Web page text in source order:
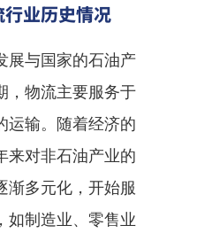
业历史情况
展与国家的石油产
，物流主要服务于
运输。随着经济的
来对非石油产业的
渐多元化，开始服
如制造业、零售业